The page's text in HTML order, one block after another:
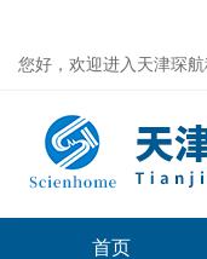
您好，欢迎进入天津琛
首页